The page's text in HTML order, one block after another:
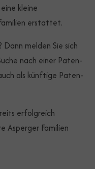
kleine
erstattet.
melden Sie sich
nach einer Paten-
als künftige Paten-
erfolgreich
Asperger Familien